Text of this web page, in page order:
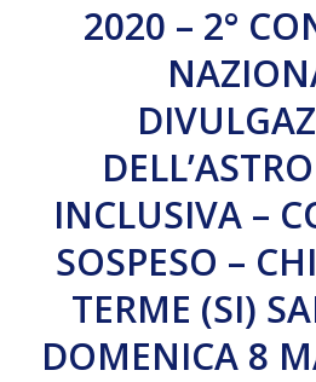
2020 – 2°
INCLUSIVA –
SOSPESO –
TERME (SI)
DOMENICA 8